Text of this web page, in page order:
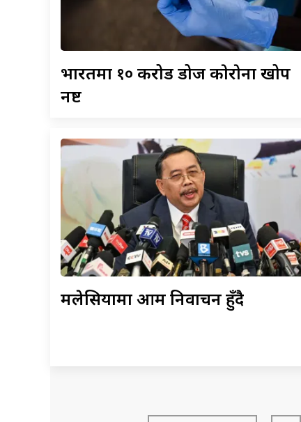
भारतमा १० करोड डोज काेराेना खोप
नष्ट
मलेसियामाआम निर्वाचन हुँदै